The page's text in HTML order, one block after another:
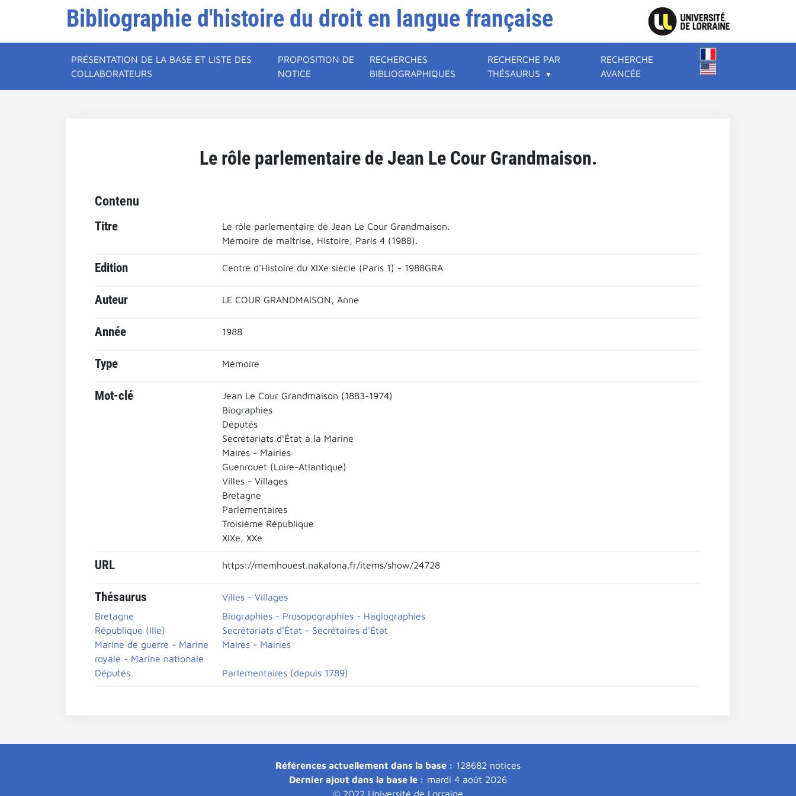
Bibliographie d'histoire du droit en langue française
PRÉSENTATION DE LA BASE ET LISTE DES
COLLABORATEURS
PROPOSITION DE
NOTICE
RECHERCHES
BIBLIOGRAPHIQUES
RECHERCHE PAR
THÉSAURUS
RECHERCHE
AVANCÉE
Le rôle parlementaire de Jean Le Cour Grandmaison.
Contenu
Titre
Le rôle parlementaire de Jean Le Cour Grandmaison.
Mémoire de maîtrise, Histoire, Paris 4 (1988).
Edition Centre d'Histoire du XIXe siècle (Paris 1) - 1988GRA
Auteur LE COUR GRANDMAISON, Anne
Année 1988
Type Mémoire
Mot-clé
Jean Le Cour Grandmaison (1883-1974)
Biographies
Députés
Secrétariats d'État à la Marine
Maires - Mairies
Guenrouet (Loire-Atlantique)
Villes - Villages
Bretagne
Parlementaires
Troisième République
XIXe, XXe
URL https://memhouest.nakalona.fr/items/show/24728
Thésaurus
Villes - Villages
Bretagne
Biographies - Prosopographies - Hagiographies
République (IIIe)
Secrétariats d'État - Secrétaires d'État
Marine de guerre - Marine
royale - Marine nationale
Maires - Mairies
Députés Parlementaires (depuis 1789)
Références actuellement dans la base : 128682 notices
Dernier ajout dans la base le : mardi 4 août 2026
© 2022 Université de Lorraine